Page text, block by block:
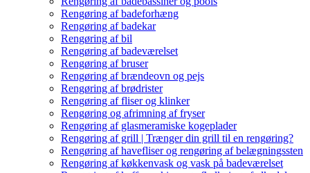
Rengøring af badeforhæng
Rengøring af badekar
Rengøring af bil
Rengøring af badeværelset
Rengøring af bruser
Rengøring af brændeovn og pejs
Rengøring af brødrister
Rengøring af fliser og klinker
Rengøring og afrimning af fryser
Rengøring af glasmeramiske kogeplader
Rengøring af grill | Trænger din grill til en rengøring?
Rengøring af havefliser og rengøring af belægningssten
Rengøring af køkkenvask og vask på badeværelset